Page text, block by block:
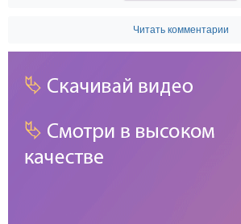
Читать комментарии